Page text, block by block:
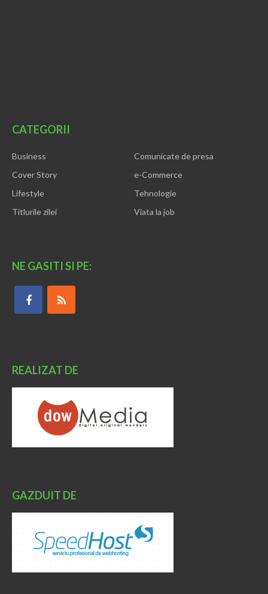
CATEGORII
Business
Comunicate de presa
Cover Story
e-Commerce
Lifestyle
Tehnologie
Titlurile zilei
Viata la job
NE GASITI SI PE:
REALIZAT DE
GAZDUIT DE